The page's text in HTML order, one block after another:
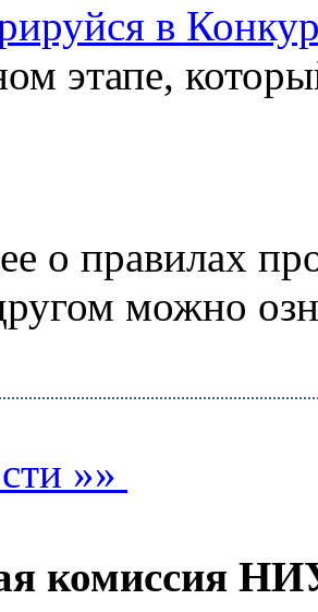
в
этапе,
о правилах
можно
»»
комиссия